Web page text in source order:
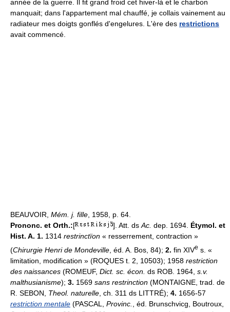
année de la guerre. Il fit grand froid cet hiver-là et le charbon
manquait; dans l'appartement mal chauffé, je collais vainement au
radiateur mes doigts gonflés d'engelures. L'ère des restrictions
avait commencé.
BEAUVOIR, Mém. j. fille, 1958, p. 64.
Prononc. et Orth.:[ ]. Att. dsAc. dep. 1694. Étymol. et
Hist. A. 1. 1314 restrinctïon « resserrement, contraction »
(Chirurgie Henri de Mondeville , éd. A. Bos, 84); 2. fin XIVe s. «
limitation, modification » (ROQUES t. 2, 10503); 1958 restriction
des naissances (ROMEUF, Dict. sc. écon. ds ROB. 1964, s.v.
malthusianisme); 3. 1569 sans restrinction (MONTAIGNE, trad. de
R. SEBON, Theol. naturelle , ch. 311 ds LITTRÉ); 4. 1656-57
restriction mentale (PASCAL, Provinc.
, éd. Brunschvicg, Boutroux,